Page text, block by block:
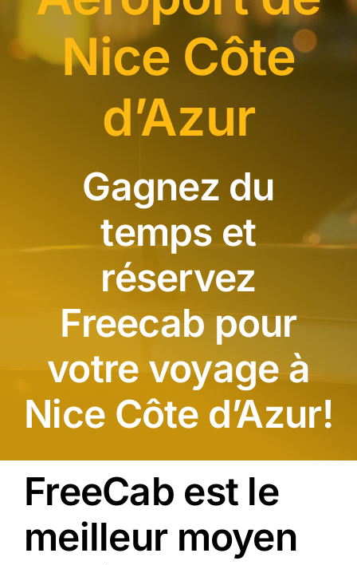
RÉSERVER
0899255499Nice Côte
d’Azur
Gagnez du
temps et
réservez
Freecab pour
votre voyage à
Nice Côte d’Azur!
FreeCab est le
meilleur moyen